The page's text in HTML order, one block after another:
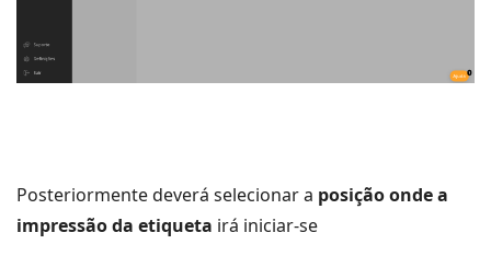
Posteriormente deverá selecionar a posição onde a
impressão da etiqueta irá iniciar-se